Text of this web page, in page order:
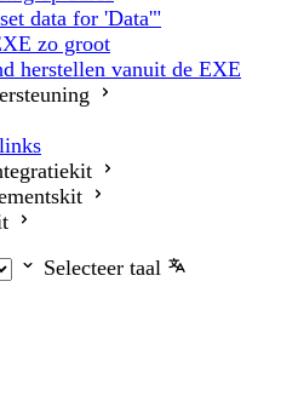
data for 'Data'"
zo groot
herstellen vanuit de EXE
Selecteer taal